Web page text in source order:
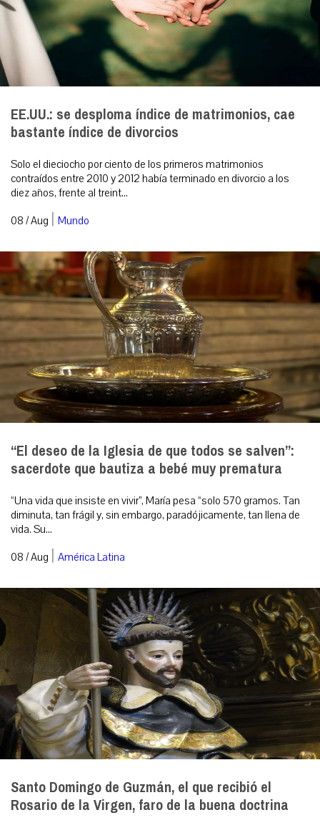
EE.UU.: se desploma índice de matrimonios, cae
bastante índice de divorcios
Solo el dieciocho por ciento de los primeros matrimonios
contraídos entre 2010 y 2012 había terminado en divorcio a los
diez años, frente al treint...
08 / Aug | Mundo
“El deseo de la Iglesia de que todos se salven”:
sacerdote que bautiza a bebé muy prematura
“Una vida que insiste en vivir”, María pesa “solo 570 gramos. Tan
diminuta, tan frágil y, sin embargo, paradójicamente, tan llena de
vida. Su...
08 / Aug | América Latina
Santo Domingo de Guzmán, el que recibió el
Rosario de la Virgen, faro de la buena doctrina